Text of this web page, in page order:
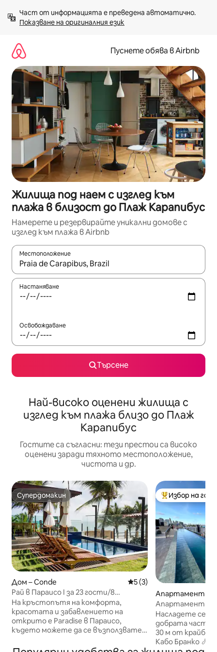
към
съдържанието
Показване на оригиналния език
Пуснете обява в Airbnb
Жилища под наем с изглед към
плажа в близост до Плаж Карапибус
Намерете и резервирайте уникални домове с
изглед към плажа в Airbnb
Местоположение
Когато резултатите се покажат, използвайте
Настаняване
Освобождаване
Търсене
Най-високо оценени жилища с
изглед към плажа близо до Плаж
Карапибус
Гостите са съгласни: тези престои са високо
оценени заради тяхното местоположение,
чистота и др.
Супердомакин
Супердомакин
Дом – Conde Средна оценка: 5 от 5,
5 (3)
Рай в Параисо I за 23 гости/8
апартамента - 3P
На кръстопътя на комфорта,
красотата и забавлението на
открито е Paradise в Параисо,
където можете да се възползвате
удобства и дейности, които
Най-популярен
Избор на
Апартамент –
a
Апартамент с
Кабо Бранко,
Насладете се
добрата част
30 м от
Кабо Бранко 🍤